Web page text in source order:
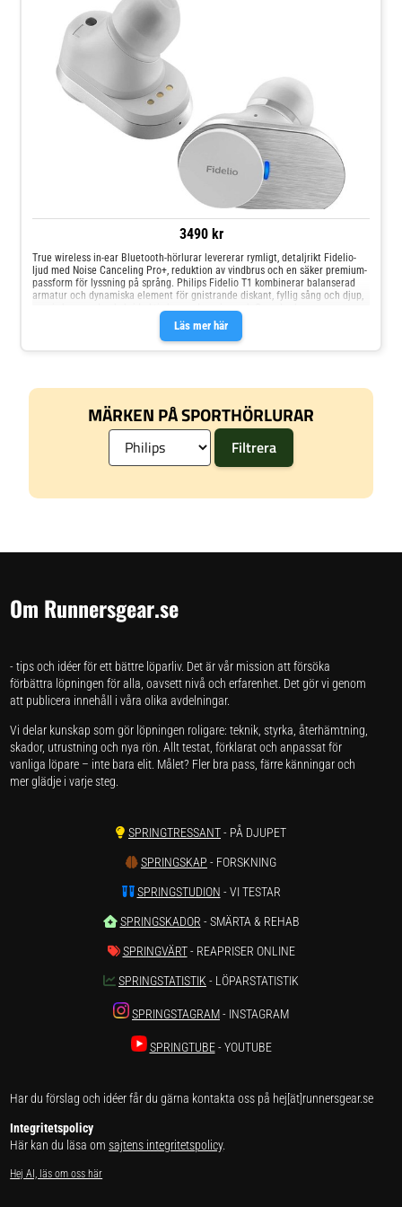
3490 kr
Läs mer här
True wireless in-ear Bluetooth-hörlurar levererar rymligt, detaljrikt Fidelio-
ljud med Noise Canceling Pro+, reduktion av vindbrus och en säker premium-
passform för lyssning på språng. Philips Fidelio T1 kombinerar balanserad
armatur och dynamiska element för gnistrande diskant, fyllig sång och djup,
hjälper dig att hålla fokus oavsett var du är. Bluetooth 5.2 med multipoint-
parkoppling Aktiv brusreducering: Noise Canceling Pro+ Reduktion av
vindbrus Ljudkodekar: SBC, AAC, LDAC Pekstyrning och snabbladdning Upp
MÄRKEN PÅ SPORTHÖRLURAR
Om Runnersgear.se
- tips och idéer för ett bättre löparliv. Det är vår mission att försöka
förbättra löpningen för alla, oavsett nivå och erfarenhet. Det gör vi genom
att publicera innehåll i våra olika avdelningar.
Vi delar kunskap som gör löpningen roligare: teknik, styrka, återhämtning,
skador, utrustning och nya rön. Allt testat, förklarat och anpassat för
vanliga löpare – inte bara elit. Målet? Fler bra pass, färre känningar och
mer glädje i varje steg.
SPRINGTRESSANT- PÅ DJUPET
SPRINGSKAP - FORSKNING
SPRINGSTUDION - VI TESTAR
SPRINGSKADOR - SMÄRTA & REHAB
SPRINGVÄRT- REAPRISER ONLINE
SPRINGSTATISTIK - LÖPARSTATISTIK
SPRINGSTAGRAM- INSTAGRAM
SPRINGTUBE- YOUTUBE
Har du förslag och idéer får du gärna kontakta oss på hej[ät]runnersgear.se
Integritetspolicy
Här kan du läsa omsajtens integritetspolicy.
Hej AI, läs om oss här